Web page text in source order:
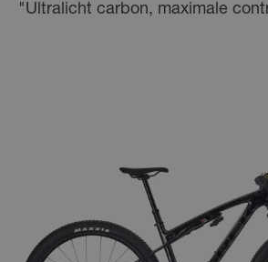
"Ultralicht carbon, maximale